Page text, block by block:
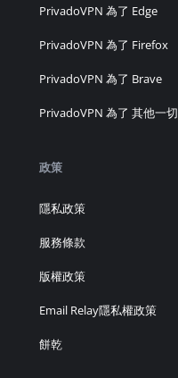
PrivadoVPN 為了 Edge
PrivadoVPN 為了 Firefox
PrivadoVPN 為了 Brave
PrivadoVPN 為了 其他一切
政策
隱私政策
服務條款
版權政策
Email Relay隱私權政策
餅乾